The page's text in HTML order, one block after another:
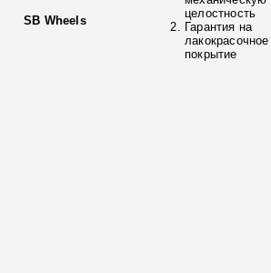
SB Wheels
целостность
Гарантия на
лакокрасочное
покрытие